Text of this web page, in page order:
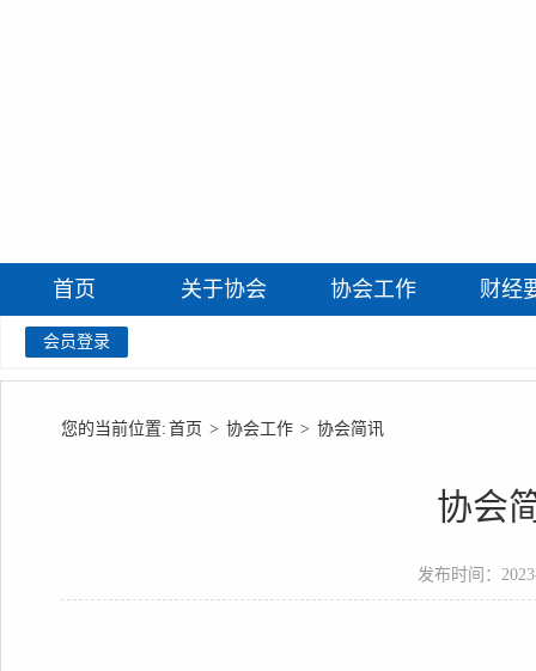
首页 关于协会 协会工作 财经
会员登录
您的当前位置: 首页 > 协会工作 > 协会简讯
协会
发布时间：